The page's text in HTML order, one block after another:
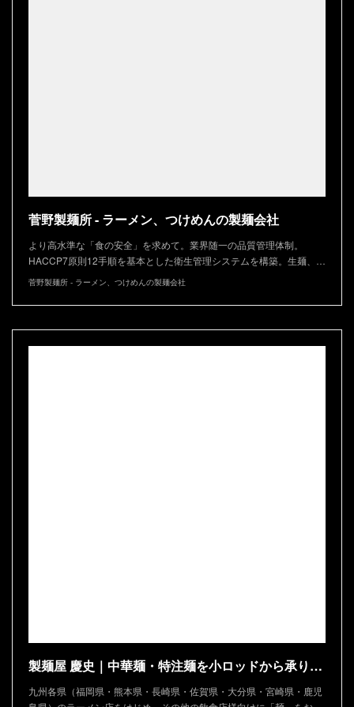
菅野製麺所 - ラーメン、つけめんの製麺会社
より高水準な「食の安全」を求めて。業界随一の品質管理体制。
HACCP7原則12手順を基本とした衛生管理システムを構築。生麺、…
菅野製麺所 - ラーメン、つけめんの製麺会社
製麺屋 慶史｜中華麺・特注麺を小ロッドから承ります
九州各県（福岡県・熊本県・長崎県・佐賀県・大分県・宮崎県・鹿児